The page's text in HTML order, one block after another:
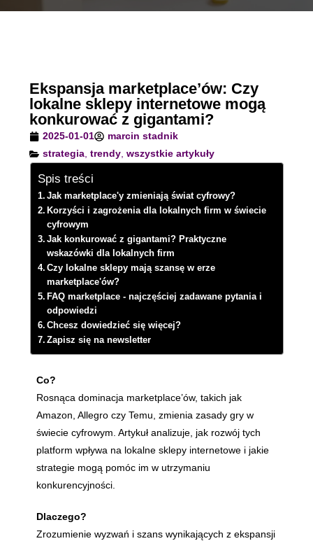
Ekspansja marketplace’ów: Czy
lokalne sklepy internetowe mogą
konkurować z gigantami?
2025-01-01
marcin stadnik
strategia ,trendy ,wszystkie artykuły
Spis treści
Jak marketplace'y zmieniają świat cyfrowy?
Korzyści i zagrożenia dla lokalnych firm w świecie
cyfrowym
Jak konkurować z gigantami? Praktyczne
wskazówki dla lokalnych firm
Czy lokalne sklepy mają szansę w erze
marketplace'ów?
FAQ marketplace - najczęściej zadawane pytania i
odpowiedzi
Chcesz dowiedzieć się więcej?
Zapisz się na newsletter
Co?
Rosnąca dominacja marketplace’ów, takich jak
Amazon, Allegro czy Temu, zmienia zasady gry w
świecie cyfrowym. Artykuł analizuje, jak rozwój tych
platform wpływa na lokalne sklepy internetowe i jakie
strategie mogą pomóc im w utrzymaniu
konkurencyjności.
Dlaczego?
Zrozumienie wyzwań i szans wynikających z ekspansji